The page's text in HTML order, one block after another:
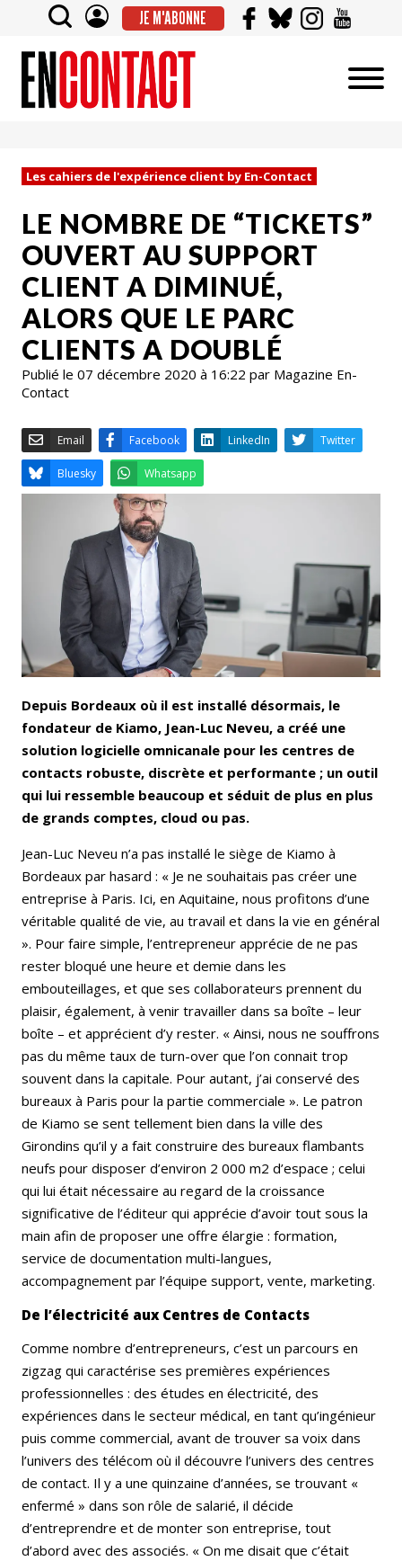
JE M'ABONNE
Les cahiers de l'expérience client by En-Contact
LE NOMBRE DE “TICKETS”
OUVERT AU SUPPORT
CLIENT A DIMINUÉ,
ALORS QUE LE PARC
CLIENTS A DOUBLÉ
Publié le 07 décembre 2020 à 16:22 par Magazine En-
Contact
Email Facebook
Bluesky Whatsapp
Depuis Bordeaux où il est installé désormais, le
fondateur de Kiamo, Jean-Luc Neveu, a créé une
solution logicielle omnicanale pour les centres de
contacts robuste, discrète et performante ; un outil
qui lui ressemble beaucoup et séduit de plus en plus
de grands comptes, cloud ou pas.
Jean-Luc Neveu n’a pas installé le siège de Kiamo à
Bordeaux par hasard : « Je ne souhaitais pas créer une
entreprise à Paris. Ici, en Aquitaine, nous profitons d’une
véritable qualité de vie, au travail et dans la vie en général
». Pour faire simple, l’entrepreneur apprécie de ne pas
rester bloqué une heure et demie dans les
embouteillages, et que ses collaborateurs prennent du
plaisir, également, à venir travailler dans sa boîte – leur
boîte – et apprécient d’y rester. « Ainsi, nous ne souffrons
pas du même taux de turn-over que l’on connait trop
souvent dans la capitale. Pour autant, j’ai conservé des
bureaux à Paris pour la partie commerciale ». Le patron
de Kiamo se sent tellement bien dans la ville des
Girondins qu’il y a fait construire des bureaux flambants
neufs pour disposer d’environ 2 000 m2 d’espace ; celui
qui lui était nécessaire au regard de la croissance
significative de l’éditeur qui apprécie d’avoir tout sous la
main afin de proposer une offre élargie : formation,
service de documentation multi-langues,
accompagnement par l’équipe support, vente, marketing.
De l’électricité aux Centres de Contacts
Comme nombre d’entrepreneurs, c’est un parcours en
zigzag qui caractérise ses premières expériences
professionnelles : des études en électricité, des
expériences dans le secteur médical, en tant qu’ingénieur
puis comme commercial, avant de trouver sa voix dans
l’univers des télécom où il découvre l’univers des centres
de contact. Il y a une quinzaine d’années, se trouvant «
enfermé » dans son rôle de salarié, il décide
d’entreprendre et de monter son entreprise, tout
d’abord avec des associés. « On me disait que c’était